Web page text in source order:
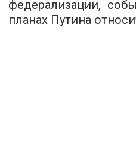
федерализации,
планах Путина